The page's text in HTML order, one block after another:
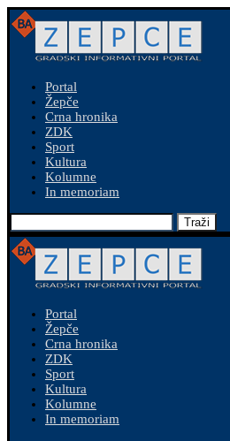
Portal
Žepče
Crna hronika
ZDK
Sport
Kultura
Kolumne
In memoriam
Traži
Portal
Žepče
Crna hronika
ZDK
Sport
Kultura
Kolumne
In memoriam